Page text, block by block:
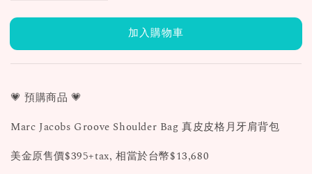
加入購物車
💗 預購商品 💗
Marc Jacobs Groove Shoulder Bag 真皮皮格月牙肩背包
美金原售價$395+tax, 相當於台幣$13,680